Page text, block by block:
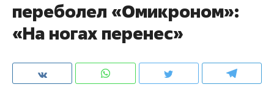
переболел «Омикроном»:
«На ногах перенес»